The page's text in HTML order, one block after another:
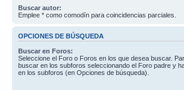
Buscar autor:
Emplee * como comodín para coincidencias parciales.
OPCIONES DE BÚSQUEDA
Buscar en Foros:
Seleccione el Foro o Foros en los que desea buscar.
buscar en los subforos seleccionando el Foro padre y
en los subforos (en Opciones de búsqueda).